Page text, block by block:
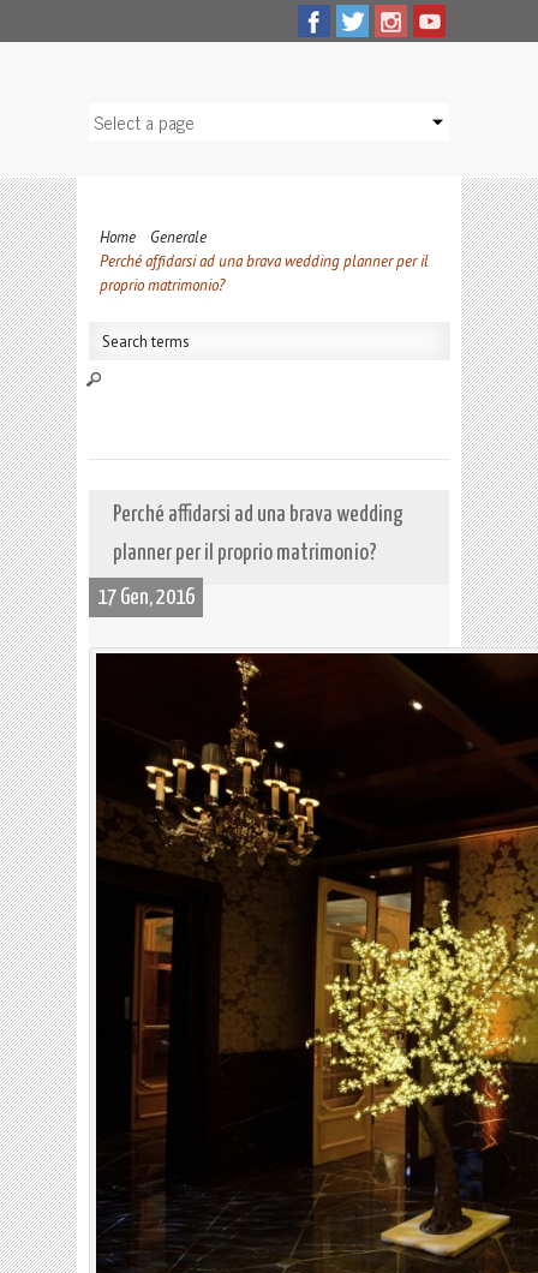
Home
Generale
Perché affidarsi ad una brava wedding planner per il
proprio matrimonio?
Perché affidarsi ad una brava wedding
planner per il proprio matrimonio?
17 Gen, 2016